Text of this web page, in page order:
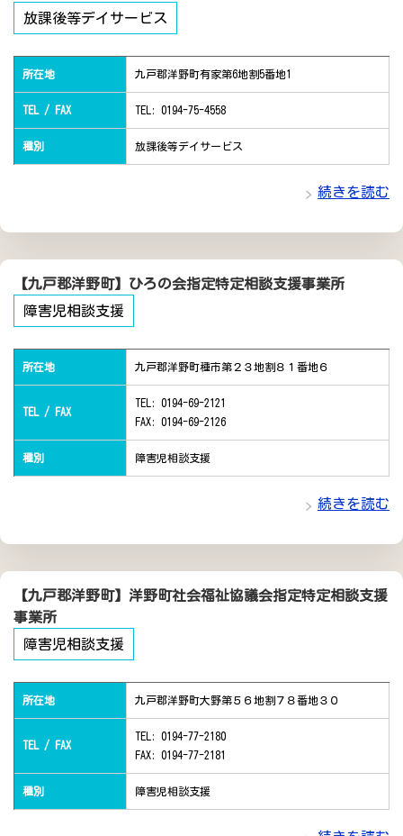
放課後等デイサービス
所在地 九戸郡洋野町有家第6地割5番地1
TEL / FAX TEL: 0194-75-4558
種別 放課後等デイサービス
続きを読む
【九戸郡洋野町】ひろの会指定特定相談支援事業所
障害児相談支援
所在地 九戸郡洋野町種市第２３地割８１番地６
TEL / FAX
TEL: 0194-69-2121
FAX: 0194-69-2126
種別 障害児相談支援
続きを読む
【九戸郡洋野町】洋野町社会福祉協議会指定特定相談支援
事業所
障害児相談支援
所在地 九戸郡洋野町大野第５６地割７８番地３０
TEL / FAX
TEL: 0194-77-2180
FAX: 0194-77-2181
種別 障害児相談支援